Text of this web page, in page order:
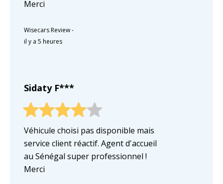
Merci
Wisecars Review-
il y a 5 heures
Sidaty F***
Véhicule choisi pas disponible mais
service client réactif. Agent d'accueil
au Sénégal super professionnel !
Merci